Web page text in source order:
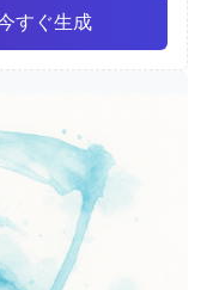
すぐ生成